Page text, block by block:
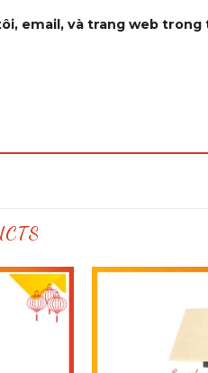
email, và trang web